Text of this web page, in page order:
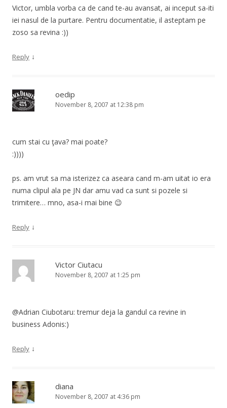
Victor, umbla vorba ca de cand te-au avansat, ai inceput sa-iti
iei nasul de la purtare. Pentru documentatie, il asteptam pe
zoso sa revina :))
Reply ↓
oedip
November 8, 2007 at 12:38 pm
cum stai cu ţava? mai poate?
:))))
ps. am vrut sa ma isterizez ca aseara cand m-am uitat io era
numa clipul ala pe JN dar amu vad ca sunt si pozele si
trimitere… mno, asa-i mai bine 😉
Reply ↓
Victor Ciutacu
November 8, 2007 at 1:25 pm
@Adrian Ciubotaru: tremur deja la gandul ca revine in
business Adonis:)
Reply ↓
diana
November 8, 2007 at 4:36 pm